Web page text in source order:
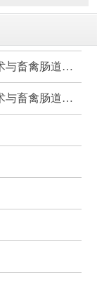
邀您参加//第八届生物饲料发酵实用新技术与畜禽肠道健康、营养科学研讨会（武汉）
邀您参加//第八届生物饲料发酵实用新技术与畜禽肠道健康、营养科学研讨会（武汉）